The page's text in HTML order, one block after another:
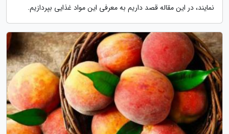
نمایند، در این مقاله قصد داریم به معرفی این مواد غذایی بپردازیم.